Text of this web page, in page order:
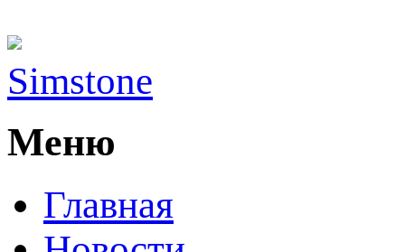
Simstone
Меню
Главная